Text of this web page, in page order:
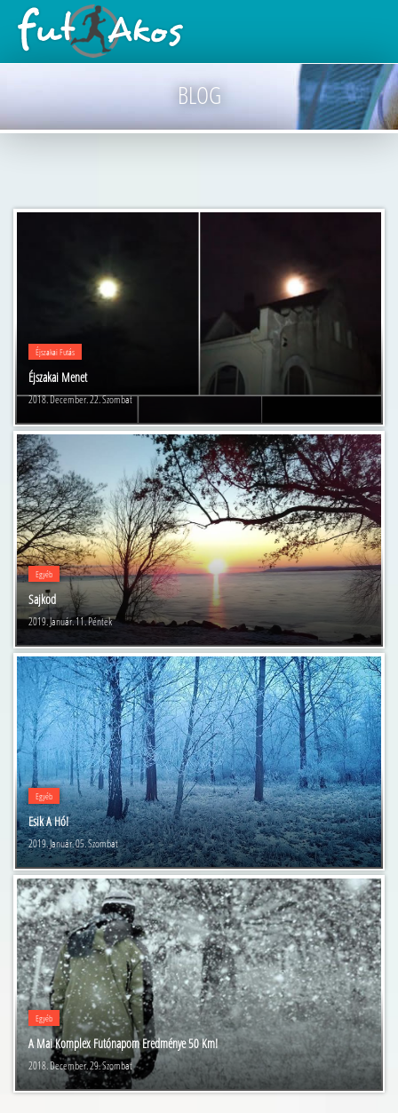
BLOG
Éjszakai Futás
Éjszakai Menet
2018. December. 22. Szombat
Egyéb
Sajkod
2019. Január. 11. Péntek
Egyéb
Esik A Hó!
2019. Január. 05. Szombat
Egyéb
A Mai Komplex Futónapom Eredménye 50 Km!
2018. December. 29. Szombat